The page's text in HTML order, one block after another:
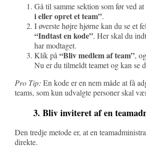
Gå til samme sektion som før ved
i eller opret et team”.
I øverste højre hjørne kan du se et
“Indtast en kode”. Her skal du
har modtaget.
Klik på“Bliv medlem af team”,
Nu er du tilmeldt teamet og kan se
Pro Tip: En kode er en nem måde at få
teams, som kun udvalgte personer skal
3. Bliv inviteret af en
Den tredje metode er, at en
direkte.